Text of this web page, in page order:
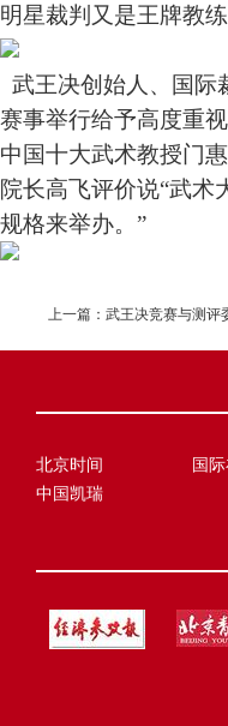
明星裁判又是王牌教
武王决创始人、国际
赛事举行给予高度重
中国十大武术教授门
院长高飞评价说“武术
规格来举办。”
上一篇： 武王决竞赛与测评
北京时间 国
中国凯瑞